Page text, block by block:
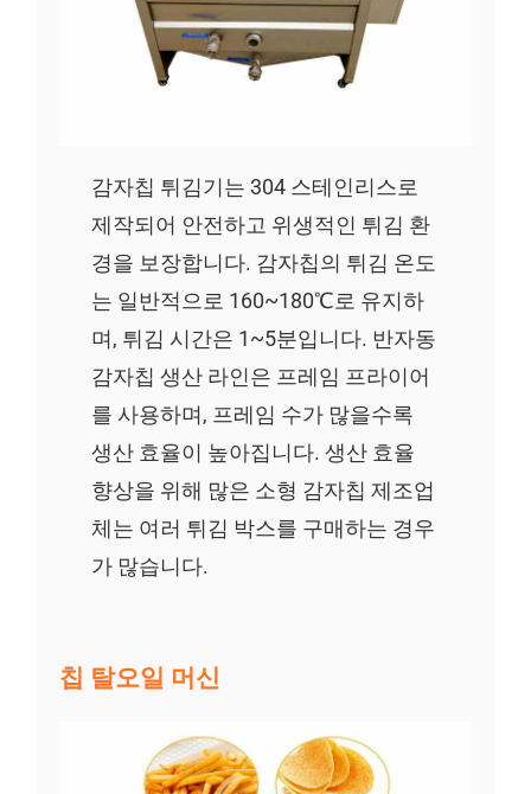
감자칩 튀김기는 304 스테인리스로
제작되어 안전하고 위생적인 튀김 환
경을 보장합니다. 감자칩의 튀김 온도
는 일반적으로 160~180℃로 유지하
며, 튀김 시간은 1~5분입니다. 반자동
감자칩 생산 라인은 프레임 프라이어
를 사용하며, 프레임 수가 많을수록
생산 효율이 높아집니다. 생산 효율
향상을 위해 많은 소형 감자칩 제조업
체는 여러 튀김 박스를 구매하는 경우
가 많습니다.
칩 탈오일 머신